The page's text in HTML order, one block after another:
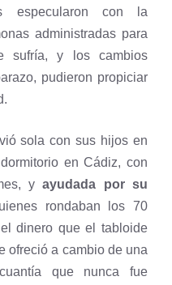
especularon con la
administradas para
sufría, y los cambios
pudieron propiciar
sola con sus hijos en
en Cádiz, con
yayudada por su
rondaban los 70
dinero que el tabloide
ofreció a cambio de una
que nunca fue